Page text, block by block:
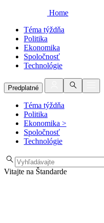
Home
Téma týždňa
Politika
Ekonomika
Spoločnosť
Technológie
Predplatné
Téma týždňa
Politika
Ekonomika >
Spoločnosť
Technológie
Vitajte na Štandarde